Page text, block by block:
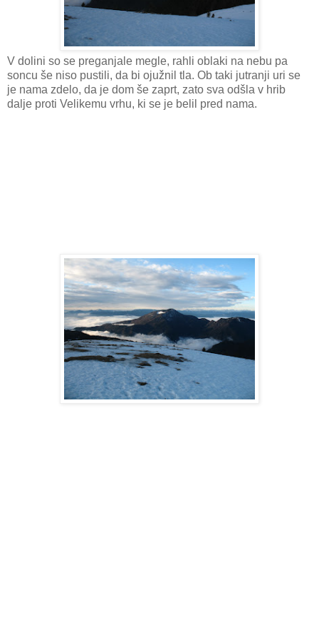
V dolini so se preganjale megle, rahli oblaki na nebu pa
soncu še niso pustili, da bi ojužnil tla. Ob taki jutranji uri se
je nama zdelo, da je dom še zaprt, zato sva odšla v hrib
dalje proti Velikemu vrhu, ki se je belil pred nama.